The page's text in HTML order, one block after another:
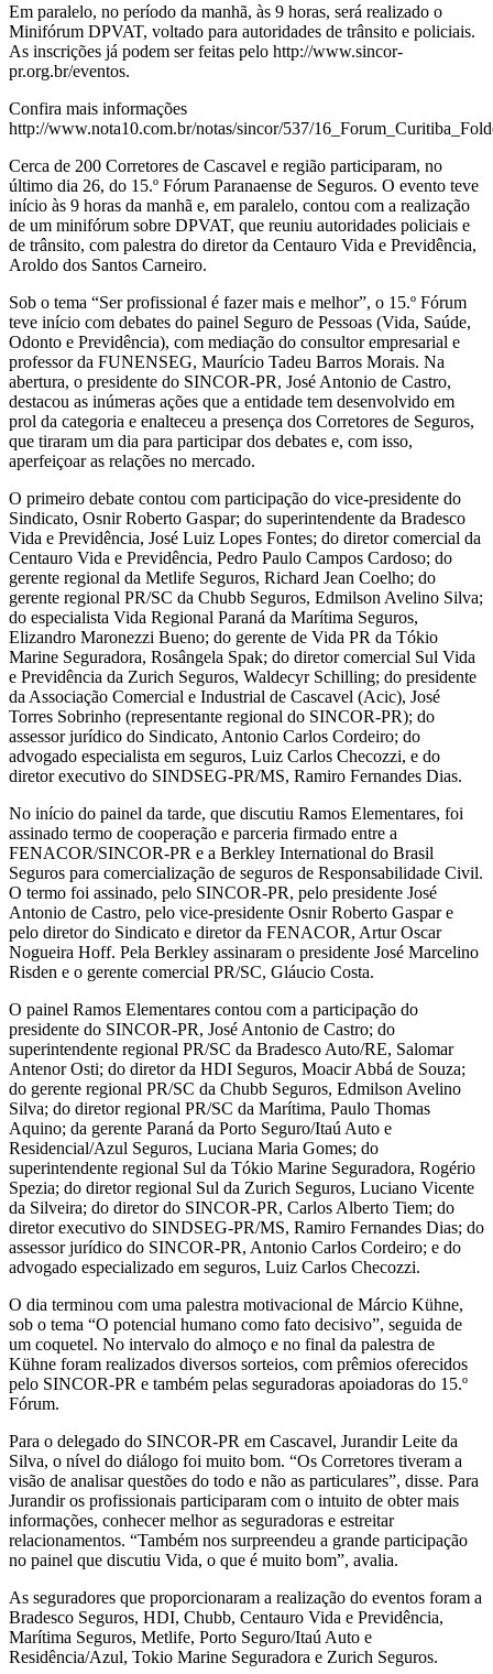
Em paralelo, no período da manhã, às 9 horas, será realizado o
Minifórum DPVAT, voltado para autoridades de trânsito e policiais.
As inscrições já podem ser feitas pelo http://www.sincor-
pr.org.br/eventos.
Confira mais informações
http://www.nota10.com.br/notas/sincor/537/
Cerca de 200 Corretores de Cascavel e região participaram, no
último dia 26, do 15.º Fórum Paranaense de Seguros. O evento teve
início às 9 horas da manhã e, em paralelo, contou com a realização
de um minifórum sobre DPVAT, que reuniu autoridades policiais e
de trânsito, com palestra do diretor da Centauro Vida e Previdência,
Aroldo dos Santos Carneiro.
Sob o tema “Ser profissional é fazer mais e melhor”, o 15.º Fórum
teve início com debates do painel Seguro de Pessoas (Vida, Saúde,
Odonto e Previdência), com mediação do consultor empresarial e
professor da FUNENSEG, Maurício Tadeu Barros Morais. Na
abertura, o presidente do SINCOR-PR, José Antonio de Castro,
destacou as inúmeras ações que a entidade tem desenvolvido em
prol da categoria e enalteceu a presença dos Corretores de Seguros,
que tiraram um dia para participar dos debates e, com isso,
aperfeiçoar as relações no mercado.
O primeiro debate contou com participação do vice-presidente do
Sindicato, Osnir Roberto Gaspar; do superintendente da Bradesco
Vida e Previdência, José Luiz Lopes Fontes; do diretor comercial da
Centauro Vida e Previdência, Pedro Paulo Campos Cardoso; do
gerente regional da Metlife Seguros, Richard Jean Coelho; do
gerente regional PR/SC da Chubb Seguros, Edmilson Avelino Silva;
do especialista Vida Regional Paraná da Marítima Seguros,
Elizandro Maronezzi Bueno; do gerente de Vida PR da Tókio
Marine Seguradora, Rosângela Spak; do diretor comercial Sul Vida
e Previdência da Zurich Seguros, Waldecyr Schilling; do presidente
da Associação Comercial e Industrial de Cascavel (Acic), José
Torres Sobrinho (representante regional do SINCOR-PR); do
assessor jurídico do Sindicato, Antonio Carlos Cordeiro; do
advogado especialista em seguros, Luiz Carlos Checozzi, e do
diretor executivo do SINDSEG-PR/MS, Ramiro Fernandes Dias.
No início do painel da tarde, que discutiu Ramos Elementares, foi
assinado termo de cooperação e parceria firmado entre a
FENACOR/SINCOR-PR e a Berkley International do Brasil
Seguros para comercialização de seguros de Responsabilidade Civil.
O termo foi assinado, pelo SINCOR-PR, pelo presidente José
Antonio de Castro, pelo vice-presidente Osnir Roberto Gaspar e
pelo diretor do Sindicato e diretor da FENACOR, Artur Oscar
Nogueira Hoff. Pela Berkley assinaram o presidente José Marcelino
Risden e o gerente comercial PR/SC, Gláucio Costa.
O painel Ramos Elementares contou com a participação do
presidente do SINCOR-PR, José Antonio de Castro; do
superintendente regional PR/SC da Bradesco Auto/RE, Salomar
Antenor Osti; do diretor da HDI Seguros, Moacir Abbá de Souza;
do gerente regional PR/SC da Chubb Seguros, Edmilson Avelino
Silva; do diretor regional PR/SC da Marítima, Paulo Thomas
Aquino; da gerente Paraná da Porto Seguro/Itaú Auto e
Residencial/Azul Seguros, Luciana Maria Gomes; do
superintendente regional Sul da Tókio Marine Seguradora, Rogério
Spezia; do diretor regional Sul da Zurich Seguros, Luciano Vicente
da Silveira; do diretor do SINCOR-PR, Carlos Alberto Tiem; do
diretor executivo do SINDSEG-PR/MS, Ramiro Fernandes Dias; do
assessor jurídico do SINCOR-PR, Antonio Carlos Cordeiro; e do
advogado especializado em seguros, Luiz Carlos Checozzi.
O dia terminou com uma palestra motivacional de Márcio Kühne,
sob o tema “O potencial humano como fato decisivo”, seguida de
um coquetel. No intervalo do almoço e no final da palestra de
Kühne foram realizados diversos sorteios, com prêmios oferecidos
pelo SINCOR-PR e também pelas seguradoras apoiadoras do 15.º
Fórum.
Para o delegado do SINCOR-PR em Cascavel, Jurandir Leite da
Silva, o nível do diálogo foi muito bom. “Os Corretores tiveram a
visão de analisar questões do todo e não as particulares”, disse. Para
Jurandir os profissionais participaram com o intuito de obter mais
informações, conhecer melhor as seguradoras e estreitar
relacionamentos. “Também nos surpreendeu a grande participação
no painel que discutiu Vida, o que é muito bom”, avalia.
As seguradores que proporcionaram a realização do eventos foram a
Bradesco Seguros, HDI, Chubb, Centauro Vida e Previdência,
Marítima Seguros, Metlife, Porto Seguro/Itaú Auto e
Residência/Azul, Tokio Marine Seguradora e Zurich Seguros.